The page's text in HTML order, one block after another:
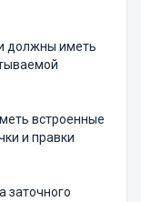
должны иметь
встроенные
и правки
заточного